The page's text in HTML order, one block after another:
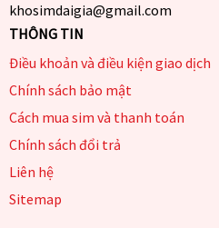
khosimdaigia@gmail.com
THÔNG TIN
Điều khoản và điều kiện giao dịch
Chính sách bảo mật
Cách mua sim và thanh toán
Chính sách đổi trả
Liên hệ
Sitemap